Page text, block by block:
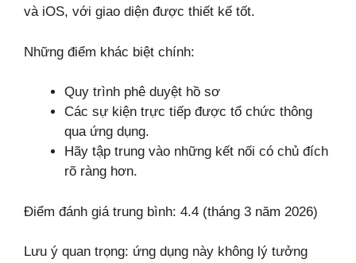
và iOS, với giao diện được thiết kế tốt.
Những điểm khác biệt chính:
Quy trình phê duyệt hồ sơ
Các sự kiện trực tiếp được tổ chức thông
qua ứng dụng.
Hãy tập trung vào những kết nối có chủ đích
rõ ràng hơn.
Điểm đánh giá trung bình: 4.4 (tháng 3 năm 2026)
Lưu ý quan trọng: ứng dụng này không lý tưởng